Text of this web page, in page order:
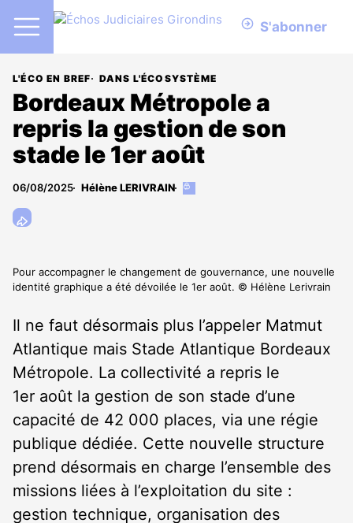
S'abonner
L'ÉCO EN BREF DANS L'ÉCOSYSTÈME
Bordeaux Métropole a
repris la gestion de son
stade le 1er août
06/08/2025 Hélène LERIVRAIN
Cet
Pour accompagner le changement de gouvernance, une nouvelle
identité graphique a été dévoilée le 1er août. © Hélène Lerivrain
Il ne faut désormais plus l’appeler Matmut
Atlantique mais Stade Atlantique Bordeaux
Métropole. La collectivité a repris le
1er août la gestion de son stade d’une
capacité de 42 000 places, via une régie
publique dédiée. Cette nouvelle structure
prend désormais en charge l’ensemble des
missions liées à l’exploitation du site :
gestion technique, organisation des